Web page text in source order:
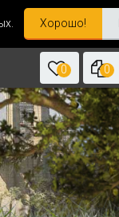
Хорошо!
0 0